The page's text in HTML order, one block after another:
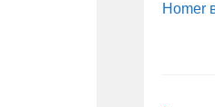
Homer